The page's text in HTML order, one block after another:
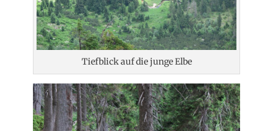
Tiefblick auf die junge Elbe